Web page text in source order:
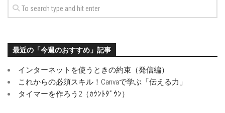
最近の「今週のおすすめ」記事
インターネットを使うときの約束（発信編）
これからの必須スキル！Canvaで学ぶ「伝える力」
タイマーを作ろう2（ｶｳﾝﾄﾀﾞｳﾝ）